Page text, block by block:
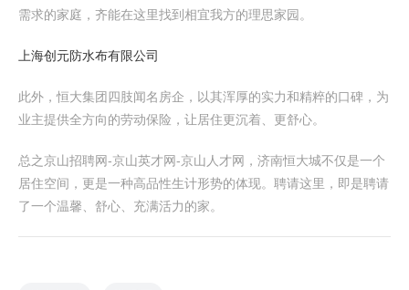
需求的家庭，齐能在这里找到相宜我方的理思家园。
上海创元防水布有限公司
此外，恒大集团四肢闻名房企，以其浑厚的实力和精粹的口碑，为
业主提供全方向的劳动保险，让居住更沉着、更舒心。
总之京山招聘网-京山英才网-京山人才网，济南恒大城不仅是一个
居住空间，更是一种高品性生计形势的体现。聘请这里，即是聘请
了一个温馨、舒心、充满活力的家。